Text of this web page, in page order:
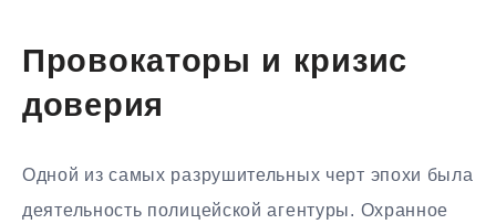
Провокаторы и кризис
доверия
Одной из самых разрушительных черт эпохи была
деятельность полицейской агентуры. Охранное